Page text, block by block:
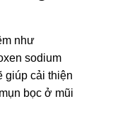
như
sodium
giúp cải thiện
bọc ở mũi